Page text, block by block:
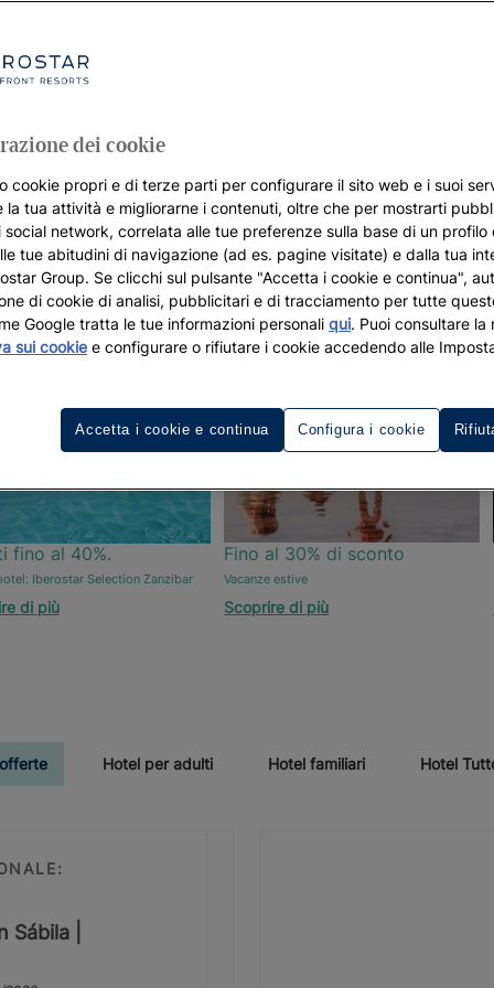
fino al 40%.
Iberostar Selection Zanzibar
di più
Fino al 30% di sconto
Vacanze estive
Scoprire di più
Hotel per adulti Hotel familiari Hotel
|
dei cookie
cookie propri e di terze parti per configurare il sito web e i suoi
la tua attività e migliorarne i contenuti, oltre che per mostrarti
social network, correlata alle tue preferenze sulla base di un profilo
tue abitudini di navigazione (ad es. pagine visitate) e dalla tua
Group. Se clicchi sul pulsante "Accetta i cookie e continua",
di cookie di analisi, pubblicitari e di tracciamento per tutte
Google tratta le tue informazioni personali qui. Puoi consultare la
sui cookie e configurare o rifiutare i cookie accedendo alle
Configura i cookie
Accetta i cookie e continua